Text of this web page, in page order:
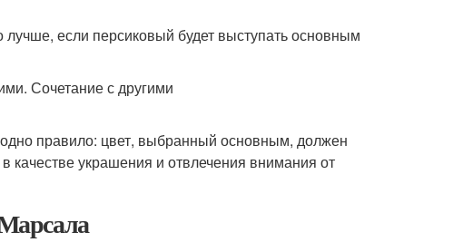
если персиковый будет выступать основным
правило: цвет, выбранный основным, должен
качестве украшения и отвлечения внимания от